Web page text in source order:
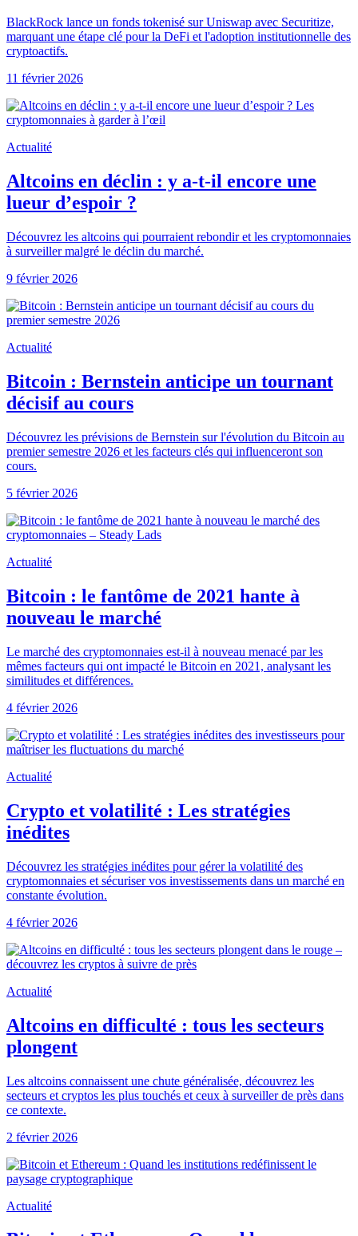
BlackRock lance un fonds tokenisé sur Uniswap avec Securitize,
marquant une étape clé pour la DeFi et l'adoption institutionnelle des
cryptoactifs.
11 février 2026
Actualité
Altcoins en déclin : y a-t-il encore une
lueur d’espoir ?
Découvrez les altcoins qui pourraient rebondir et les cryptomonnaies
à surveiller malgré le déclin du marché.
9 février 2026
Actualité
Bitcoin : Bernstein anticipe un tournant
décisif au cours
Découvrez les prévisions de Bernstein sur l'évolution du Bitcoin au
premier semestre 2026 et les facteurs clés qui influenceront son
cours.
5 février 2026
Actualité
Bitcoin : le fantôme de 2021 hante à
nouveau le marché
Le marché des cryptomonnaies est-il à nouveau menacé par les
mêmes facteurs qui ont impacté le Bitcoin en 2021, analysant les
similitudes et différences.
4 février 2026
Actualité
Crypto et volatilité : Les stratégies
inédites
Découvrez les stratégies inédites pour gérer la volatilité des
cryptomonnaies et sécuriser vos investissements dans un marché en
constante évolution.
4 février 2026
Actualité
Altcoins en difficulté : tous les secteurs
plongent
Les altcoins connaissent une chute généralisée, découvrez les
secteurs et cryptos les plus touchés et ceux à surveiller de près dans
ce contexte.
2 février 2026
Actualité